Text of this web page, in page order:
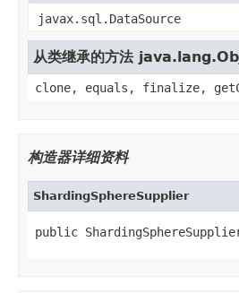
javax.sql.DataSource
从类继承的方法
clone, equals, finalize,
构造器详细资料
ShardingSphereSupplier
public